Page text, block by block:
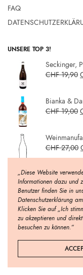
FAQ
UNSERE TOP 3!
Seckinger,
CHF19,90
Bianka &
CHF19,00
CHF27,00
„Diese Website
Informationen dazu und
Benutzer finden Sie in
Datenschutzerklärung
Klicken Sie auf „Ich
zu akzeptieren und
besuchen zu können.“